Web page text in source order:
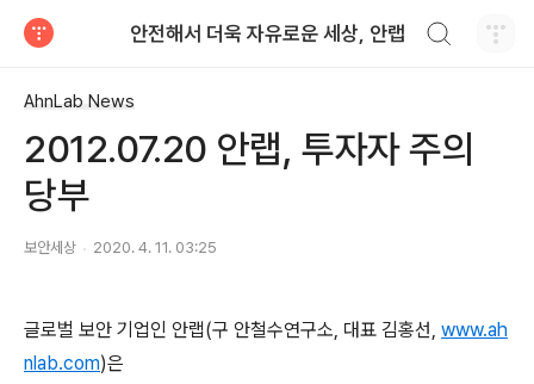
안전해서 더욱 자유로운 세상, 안랩
AhnLab News
2012.07.20 안랩, 투자자 주의
당부
보안세상 2020. 4. 11. 03:25
글로벌 보안 기업인 안랩(구 안철수연구소, 대표 김홍선, www.ah
nlab.com)은